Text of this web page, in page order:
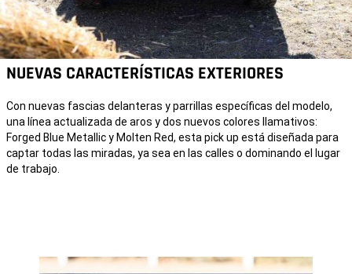
NUEVAS CARACTERÍSTICAS EXTERIORES
Con nuevas fascias delanteras y parrillas específicas del modelo,
una línea actualizada de aros y dos nuevos colores llamativos:
Forged Blue Metallic y Molten Red, esta pick up está diseñada para
captar todas las miradas, ya sea en las calles o dominando el lugar
de trabajo.